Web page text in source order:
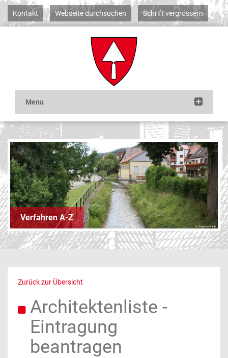
Kontakt Webseite durchsuchen Schrift vergrössern
Verfahren A-Z
Zurück zur Übersicht
Architektenliste -
Eintragung
beantragen